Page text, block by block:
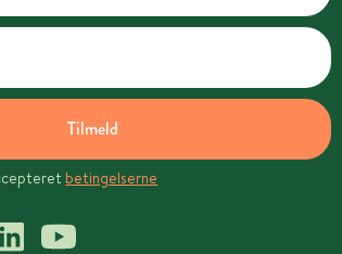
Tilmeld
betingelserne